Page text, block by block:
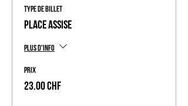
Type de billet
Place Assise
Plus d'info
Prix
23.00 CHF